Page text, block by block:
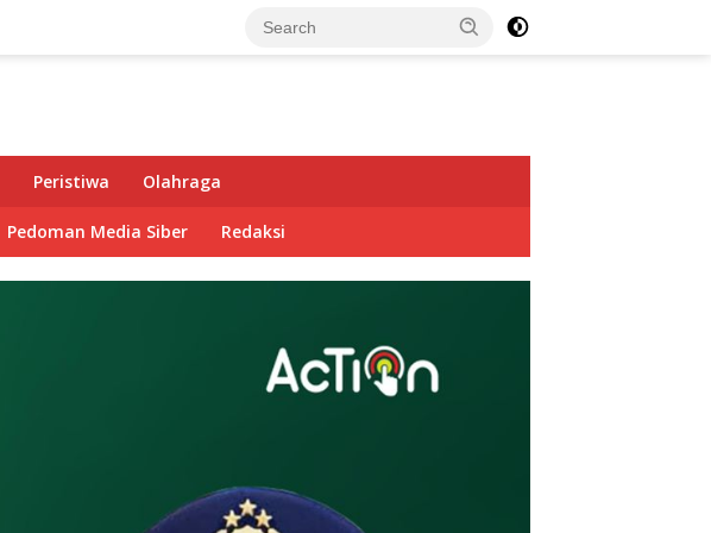
Peristiwa Olahraga
Pedoman Media Siber Redaksi